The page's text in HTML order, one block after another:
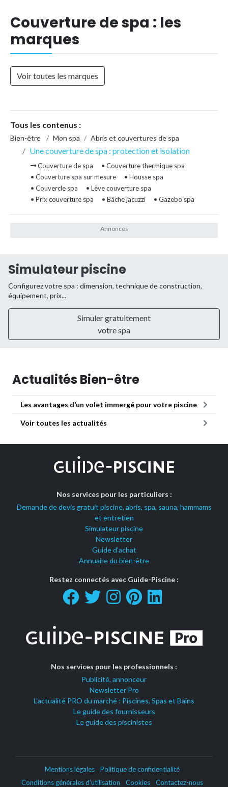
Couverture de spa : les
marques
Voir toutes les marques
Tous les contenus :
Bien-être / Mon spa / Abris et couvertures de spa
/ Une couverture de spa : protection et isolation
Couverture de spa
• Couverture thermique spa
• Couverture spa sur mesure
• Housse spa
• Couvercle spa
• Lève couverture spa
• Prix couverture spa
• Bâche jacuzzi • Gazebo spa
Simulateur piscine
Configurez votre spa : dimension, technique de construction,
équipement, prix...
Simuler gratuitement
votre spa
Actualités Bien-être
Les avantages d’un volet immergé pour votre piscine
Voir toutes les actualités
Nos services pour les particuliers :
Demande de devis gratuit piscine, abris, spa, sauna, hammams
et entretien
Simulateur piscine
Newsletter
Guide d'achat
Annuaire du bien-être
Restez connectés avec Guide-Piscine :
Nos services pour les professionnels :
Publicité, annonceur
Newsletter Pro
L'actualité PRO du marché : Piscines, Spas et Bains
Le guide des fournisseurs
Le guide des piscinistes
Mentions légales
Politique de confidentialité
Conditions générales d’utilisation
Cookies Contactez-nous